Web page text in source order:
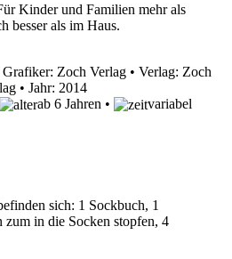
Kinder und Familien mehr als
besser als im Haus.
Zoch Verlag • Verlag: Zoch
• Jahr: 2014
ab 6 Jahren • variabel
sich: 1 Sockbuch, 1
zum in die Socken stopfen, 4